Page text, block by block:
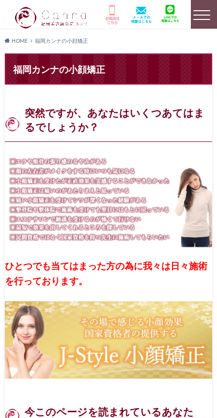
HOME 美容鍼灸詳細
店舗のご案内 よくあるご質問 キャンペーン情報
患者様の声 メディア実績 料金プラン
Canna1番人気メニュー
Facebook
天神院情報
HOME 福岡カンナの小顔矯正
福岡カンナの小顔矯正
突然ですが、あなたはいくつあてはま
るでしょうか？
ひとつでも当てはまった方の為に我々は日々施術
を行っております。
今このページを読まれているあなた